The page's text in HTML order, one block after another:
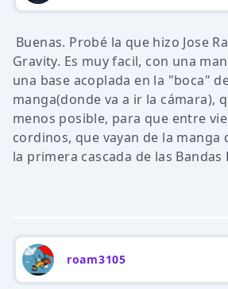
Buenas. Probé la que hizo Jose
Gravity. Es muy facil, con una
una base acoplada en la "boca"
manga(donde va a ir la cámara),
menos posible, para que entre
cordinos, que vayan de la manga
la primera cascada de las Bandas
roam3105